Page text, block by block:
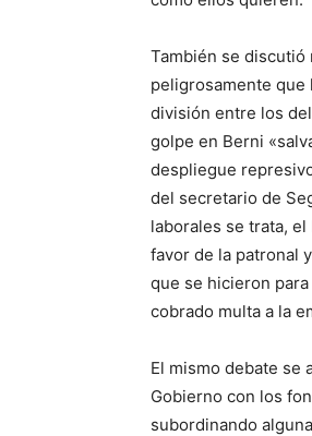
También se discutió
peligrosamente que
división entre los
golpe en Berni
despliegue
del secretario de
laborales se trata,
favor de la patronal
que se hicieron
cobrado multa a la
El mismo debate se
Gobierno con los
subordinando